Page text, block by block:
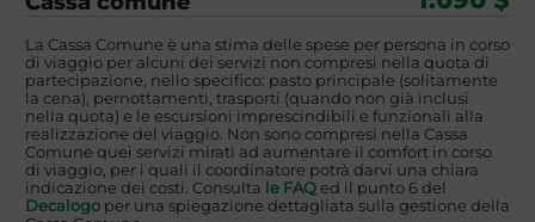
La Cassa Comune è una stima delle spese per persona in corso
di viaggio per alcuni dei servizi non compresi nella quota di
partecipazione, nello specifico: pasto principale (solitamente
la cena), pernottamenti, trasporti (quando non già inclusi
nella quota) e le escursioni imprescindibili e funzionali alla
realizzazione del viaggio. Non sono compresi nella Cassa
Comune quei servizi mirati ad aumentare il comfort in corso
di viaggio, per i quali il coordinatore potrà darvi una chiara
indicazione dei costi. Consulta le FAQed il punto 6 del
Decalogoper una spiegazione dettagliata sulla gestione della